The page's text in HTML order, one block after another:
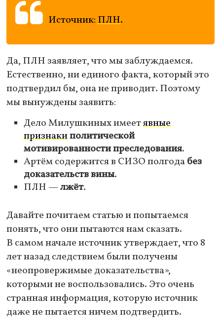
Источник:ПЛН.
Да, ПЛН заявляет, что мы заблуждаемся.
Естественно, ни единого факта, который это
подтвердил бы, она не приводит. Поэтому
мы вынуждены заявить:
Дело Милушкиных имеетявные
признакиполитической
мотивированности преследования.
Артём содержится в СИЗО полгодабез
доказательств вины.
ПЛН —лжёт.
Давайте почитаем статью и попытаемся
понять, что они пытаются нам сказать.
В самом начале источник утверждает, что 8
лет назад следствием были получены
«неопровержимые доказательства»,
которыми не воспользовались. Это очень
странная информация, которую источник
даже не пытается ничем подтвердить.